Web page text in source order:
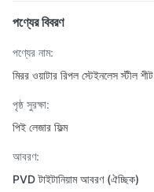
পণ্যের বিবরণ
পণ্যের নাম:
মিরর ওয়াটার রিপল স্টেইনলেস স্টীল শীট
পৃষ্ঠ সুরক্ষা:
পিই লেজার ফিল্ম
আবরণ:
PVD টাইটানিয়াম আবরণ (ঐচ্ছিক)